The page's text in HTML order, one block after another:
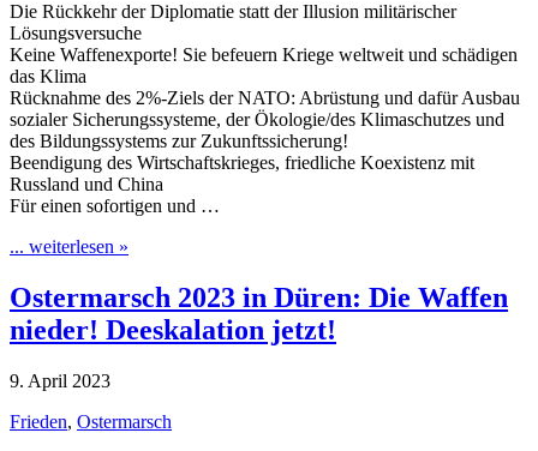
Die Rückkehr der Diplomatie statt der Illusion militärischer
Lösungsversuche
Keine Waffenexporte! Sie befeuern Kriege weltweit und schädigen
das Klima
Rücknahme des 2%-Ziels der NATO: Abrüstung und dafür Ausbau
sozialer Sicherungssysteme, der Ökologie/des Klimaschutzes und
des Bildungssystems zur Zukunftssicherung!
Beendigung des Wirtschaftskrieges, friedliche Koexistenz mit
Russland und China
Für einen sofortigen und …
... weiterlesen »
Ostermarsch 2023 in Düren: Die Waffen
nieder! Deeskalation jetzt!
9. April 2023
Frieden, Ostermarsch